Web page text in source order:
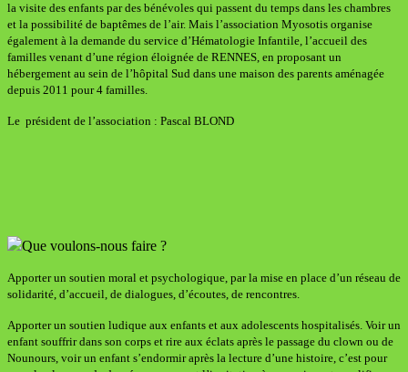
la visite des enfants par des bénévoles qui passent du temps dans les chambres
et la possibilité de baptêmes de l’air. Mais l’association Myosotis organise
également à la demande du service d’Hématologie Infantile, l’accueil des
familles venant d’une région éloignée de RENNES, en proposant un
hébergement au sein de l’hôpital Sud dans une maison des parents aménagée
depuis 2011 pour 4 familles.
Le président de l’association : Pascal BLOND
Que voulons-nous faire ?
Apporter un soutien moral et psychologique, par la mise en place d’un réseau de
solidarité, d’accueil, de dialogues, d’écoutes, de rencontres.
Apporter un soutien ludique aux enfants et aux adolescents hospitalisés. Voir un
enfant souffrir dans son corps et rire aux éclats après le passage du clown ou de
Nounours, voir un enfant s’endormir après la lecture d’une histoire, c’est pour